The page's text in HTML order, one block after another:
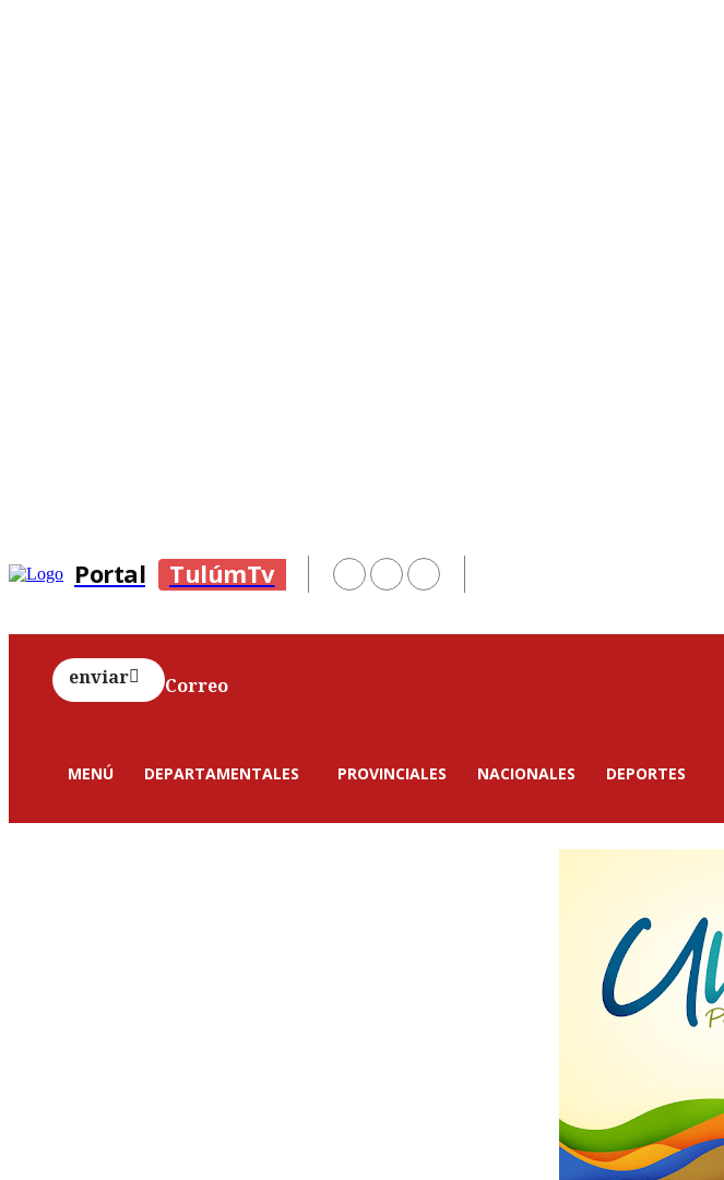
Portal TulúmTv
enviar Correo
MENÚ DEPARTAMENTALES PROVINCIALES NACIONALES DEPORTES